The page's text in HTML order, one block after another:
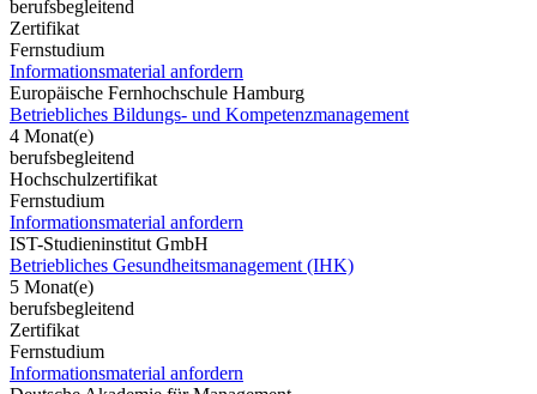
berufsbegleitend
Zertifikat
Fernstudium
Informationsmaterial anfordern
Europäische Fernhochschule Hamburg
Betriebliches Bildungs- und Kompetenzmanagement
4 Monat(e)
berufsbegleitend
Hochschulzertifikat
Fernstudium
Informationsmaterial anfordern
IST-Studieninstitut GmbH
Betriebliches Gesundheitsmanagement (IHK)
5 Monat(e)
berufsbegleitend
Zertifikat
Fernstudium
Informationsmaterial anfordern